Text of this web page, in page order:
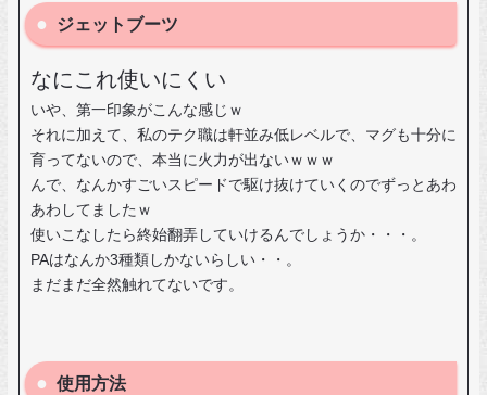
ジェットブーツ
なにこれ使いにくい
いや、第一印象がこんな感じｗ
それに加えて、私のテク職は軒並み低レベルで、マグも十分に
育ってないので、本当に火力が出ないｗｗｗ
んで、なんかすごいスピードで駆け抜けていくのでずっとあわ
あわしてましたｗ
使いこなしたら終始翻弄していけるんでしょうか・・・。
PAはなんか3種類しかないらしい・・。
まだまだ全然触れてないです。
使用方法